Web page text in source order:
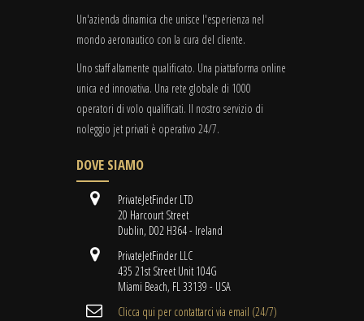
Un'azienda dinamica che unisce l'esperienza nel
mondo aeronautico con la cura del cliente.
Uno staff altamente qualificato. Una piattaforma online
unica ed innovativa. Una rete globale di 1000
operatori di volo qualificati. Il nostro servizio di
noleggio jet privati è operativo 24/7.
DOVE SIAMO
PrivateJetFinder LTD
20 Harcourt Street
Dublin, D02 H364 - Ireland
PrivateJetFinder LLC
435 21st Street Unit 104G
Miami Beach, FL 33139 - USA
Clicca qui per contattarci via email (24/7)